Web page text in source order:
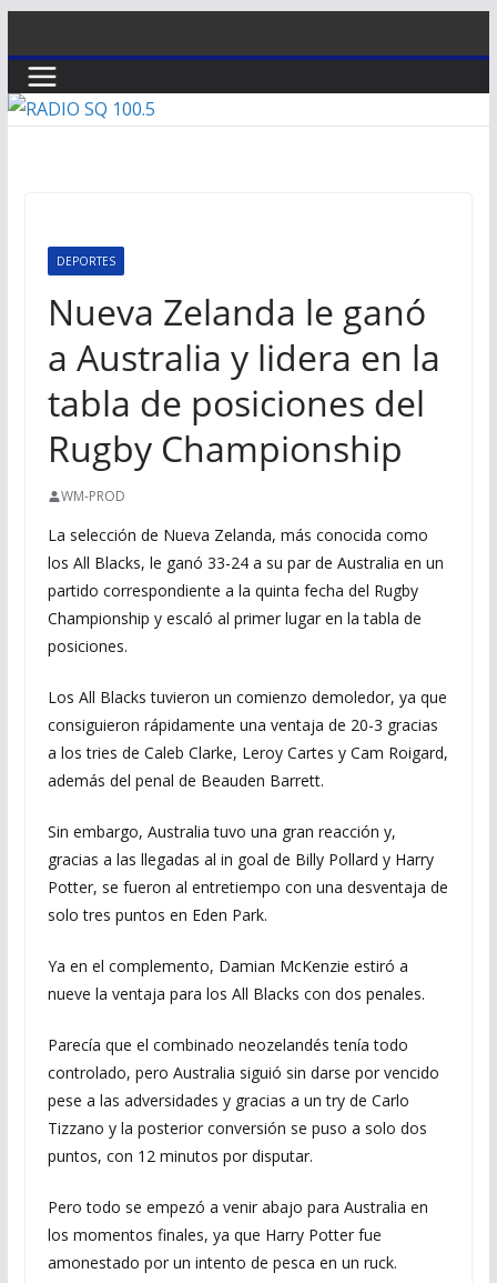
al
contenido
DEPORTES
Nueva Zelanda le ganó
a Australia y lidera en la
tabla de posiciones del
Rugby Championship
WM-PROD
La selección de Nueva Zelanda, más conocida como
los All Blacks, le ganó 33-24 a su par de Australia en un
partido correspondiente a la quinta fecha del Rugby
Championship y escaló al primer lugar en la tabla de
posiciones.
Los All Blacks tuvieron un comienzo demoledor, ya que
consiguieron rápidamente una ventaja de 20-3 gracias
a los tries de Caleb Clarke, Leroy Cartes y Cam Roigard,
además del penal de Beauden Barrett.
Sin embargo, Australia tuvo una gran reacción y,
gracias a las llegadas al in goal de Billy Pollard y Harry
Potter, se fueron al entretiempo con una desventaja de
solo tres puntos en Eden Park.
Ya en el complemento, Damian McKenzie estiró a
nueve la ventaja para los All Blacks con dos penales.
Parecía que el combinado neozelandés tenía todo
controlado, pero Australia siguió sin darse por vencido
pese a las adversidades y gracias a un try de Carlo
Tizzano y la posterior conversión se puso a solo dos
puntos, con 12 minutos por disputar.
Pero todo se empezó a venir abajo para Australia en
los momentos finales, ya que Harry Potter fue
amonestado por un intento de pesca en un ruck.